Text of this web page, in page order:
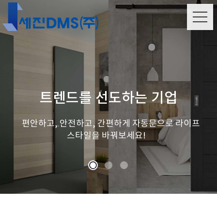
트렌드를 선도하는 기업
편안하고, 안전하고, 간편하게 자동문으로 라이프
스타일을 바꿔보세요!
1 2